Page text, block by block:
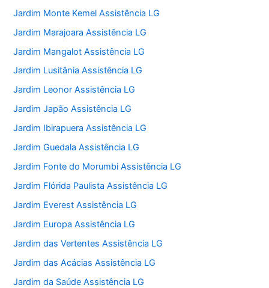
Jardim Monte Kemel Assistência LG
Jardim Marajoara Assistência LG
Jardim Mangalot Assistência LG
Jardim Lusitânia Assistência LG
Jardim Leonor Assistência LG
Jardim Japão Assistência LG
Jardim Ibirapuera Assistência LG
Jardim Guedala Assistência LG
Jardim Fonte do Morumbi Assistência LG
Jardim Flórida Paulista Assistência LG
Jardim Everest Assistência LG
Jardim Europa Assistência LG
Jardim das Vertentes Assistência LG
Jardim das Acácias Assistência LG
Jardim da Saúde Assistência LG